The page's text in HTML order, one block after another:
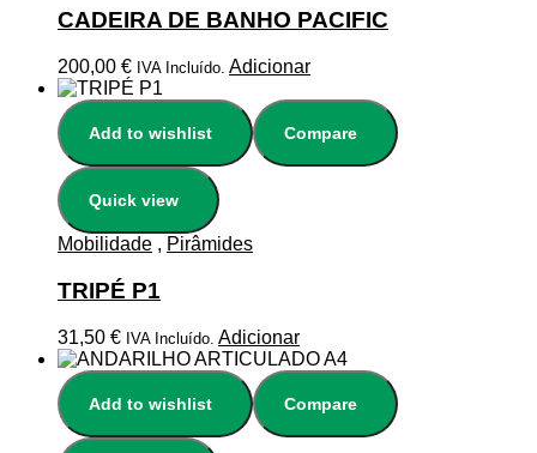
CADEIRA DE BANHO PACIFIC
200,00 € IVA Incluído. Adicionar
Add to wishlist Compare
Quick view
Mobilidade , Pirâmides
TRIPÉ P1
31,50 € IVA Incluído. Adicionar
Add to wishlist Compare